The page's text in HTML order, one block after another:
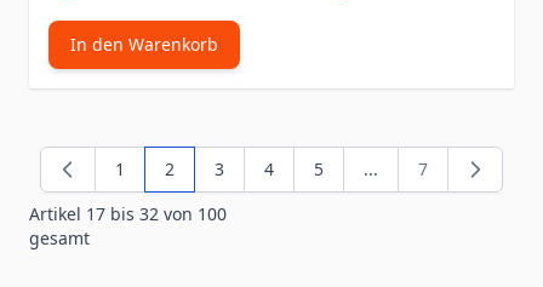
In den Warenkorb
Artikel 17 bis 32 von 100
gesamt
Seite
1 Sie lesen gerade die Seite
2 Seite
3 Seite
4 Seite
5 ... Seite
7